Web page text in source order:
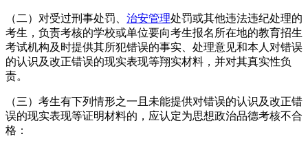
（二）对受过刑事处罚、 治安管理处罚或其他违法违纪处理的
考生，负责考核的学校或单位要向考生报名所在地的教育招生
考试机构及时提供其所犯错误的事实、处理意见和本人对错误
的认识及改正错误的现实表现等翔实材料，并对其真实性负
责。
（三）考生有下列情形之一且未能提供对错误的认识及改正错
误的现实表现等证明材料的，应认定为思想政治品德考核不合
格：